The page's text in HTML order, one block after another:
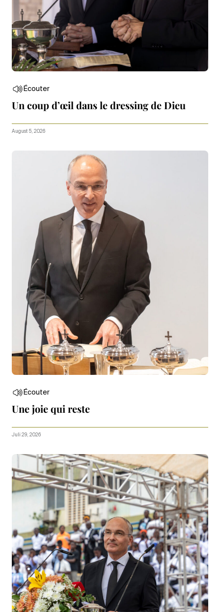
Écouter
Un coup d’œil dans le dressing de Dieu
August 5, 2026
Écouter
Une joie qui reste
Juli 29, 2026